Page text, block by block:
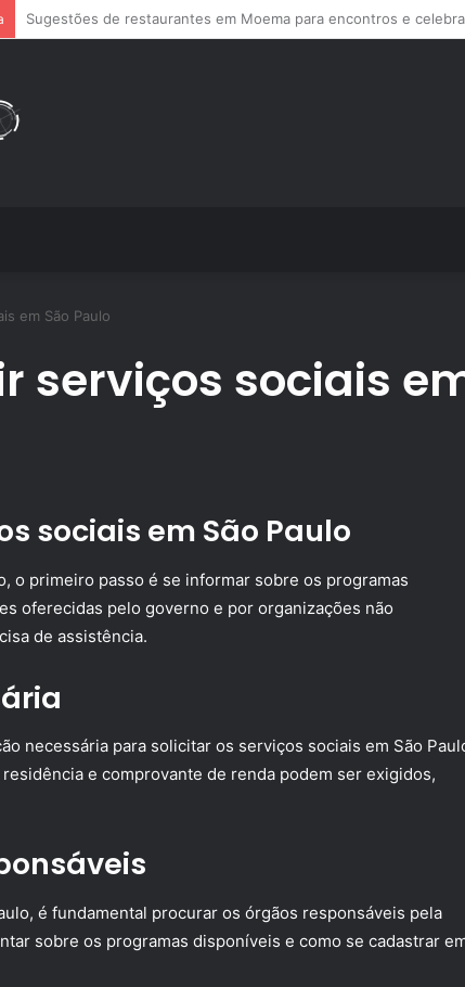
Apps de treino personalizado crescem no Brasil e impulsionam
em São Paulo
serviços sociais
sociais em São Paulo
o primeiro passo é se informar sobre os programas
oferecidas pelo governo e por organizações não
de assistência.
necessária para solicitar os serviços sociais em São
e comprovante de renda podem ser exigidos,
é fundamental procurar os órgãos responsáveis pela
sobre os programas disponíveis e como se cadastrar